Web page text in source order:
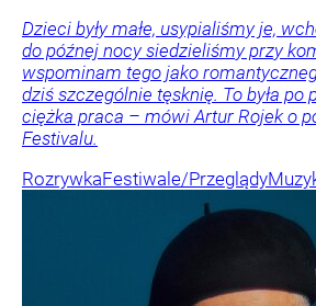
Dzieci były małe, usypialiśmy je,
do późnej nocy siedzieliśmy przy
wspominam tego jako
dziś szczególnie tęsknię. To była po
ciężka praca – mówi Artur Rojek o
Festivalu.
RozrywkaFestiwale/Przeglądy